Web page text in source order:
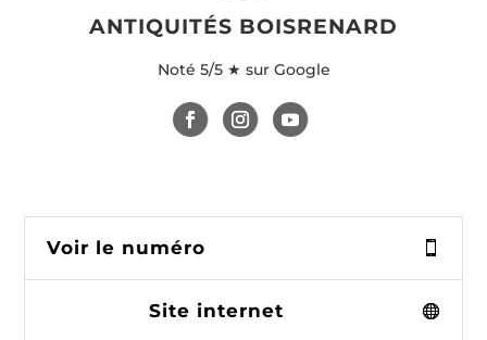
ANTIQUITÉS BOISRENARD
Noté 5/5 ★ sur Google
Voir le numéro
Site internet